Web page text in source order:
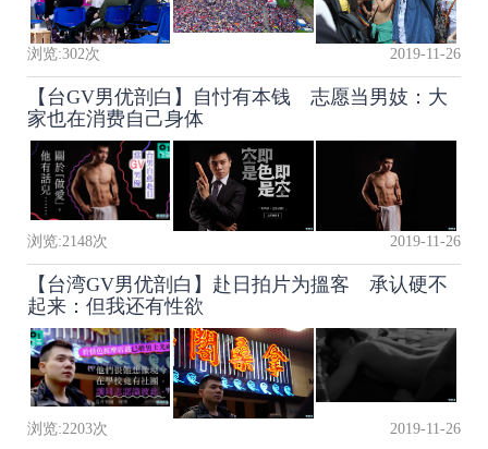
浏览:302次 2019-11-26
【台GV男优剖白】自忖有本钱 志愿当男妓：大
家也在消费自己身体
浏览:2148次 2019-11-26
【台湾GV男优剖白】赴日拍片为搵客 承认硬不
起来：但我还有性欲
浏览:2203次 2019-11-26